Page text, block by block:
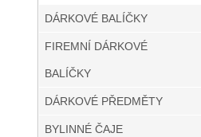
DÁRKOVÉ BALÍČKY
FIREMNÍ DÁRKOVÉ
BALÍČKY
DÁRKOVÉ PŘEDMĚTY
BYLINNÉ ČAJE